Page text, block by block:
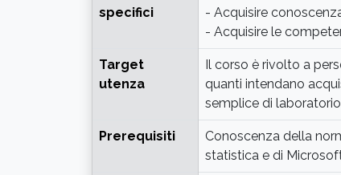
specifici
- Acquisire
- Acquisire le
Target
utenza
Il corso è rivolto a
quanti intendano
semplice di laboratorio
Prerequisiti
Conoscenza della
statistica e di